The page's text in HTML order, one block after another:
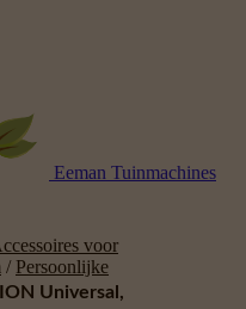
Eeman Tuinmachines
voor
/ Persoonlijke
Universal,